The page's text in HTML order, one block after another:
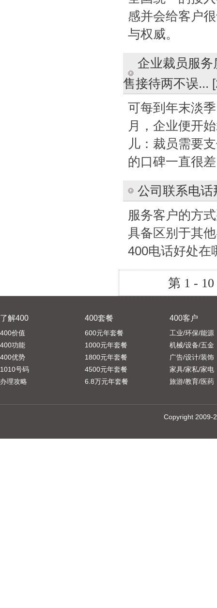
感并会给客户
与权威。
企业裁员服
售接待两不误...
可每到年末淡
月，企业便开
儿：裁员需要
的口碑一直很
公司联系电
服务客户的方
具备区别于其
400电话好处在
第 1 -
了解400
400价值
400功能
400优势
1010号码
办理攻略
400套餐
600元年套餐
1000元年套餐
1800元年套餐
4500元年套餐
6.8万元年套餐
400客户
工业/环保/能源
机械/设备/五金
广告/设计/装饰
家具/家私/家电
旅游/教育/医药
Copyright 2009-